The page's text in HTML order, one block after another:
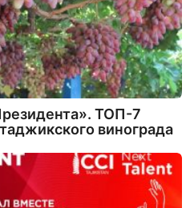
ТОП-7
винограда